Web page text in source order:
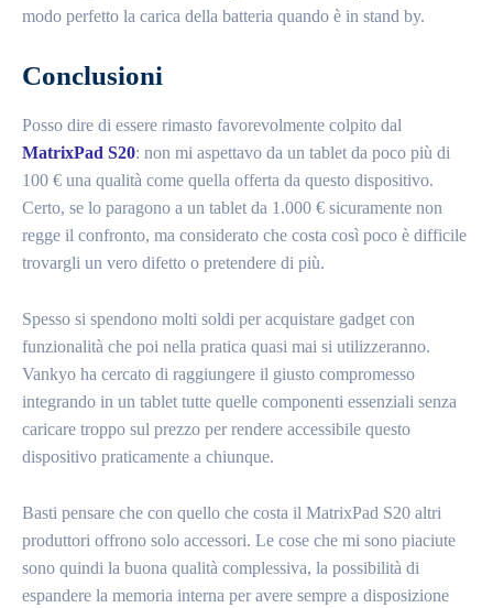
modo perfetto la carica della batteria quando è in stand by.
Conclusioni
Posso dire di essere rimasto favorevolmente colpito dal
MatrixPad S20: non mi aspettavo da un tablet da poco più di
100 € una qualità come quella offerta da questo dispositivo.
Certo, se lo paragono a un tablet da 1.000 € sicuramente non
regge il confronto, ma considerato che costa così poco è difficile
trovargli un vero difetto o pretendere di più.
Spesso si spendono molti soldi per acquistare gadget con
funzionalità che poi nella pratica quasi mai si utilizzeranno.
Vankyo ha cercato di raggiungere il giusto compromesso
integrando in un tablet tutte quelle componenti essenziali senza
caricare troppo sul prezzo per rendere accessibile questo
dispositivo praticamente a chiunque.
Basti pensare che con quello che costa il MatrixPad S20 altri
produttori offrono solo accessori. Le cose che mi sono piaciute
sono quindi la buona qualità complessiva, la possibilità di
espandere la memoria interna per avere sempre a disposizione